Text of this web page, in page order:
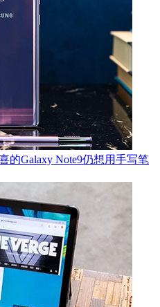
的Galaxy Note9仍想用手写笔